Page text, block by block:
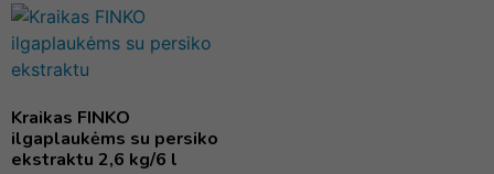
Kraikas FINKO
ilgaplaukėms su persiko
ekstraktu 2,6 kg/6 l